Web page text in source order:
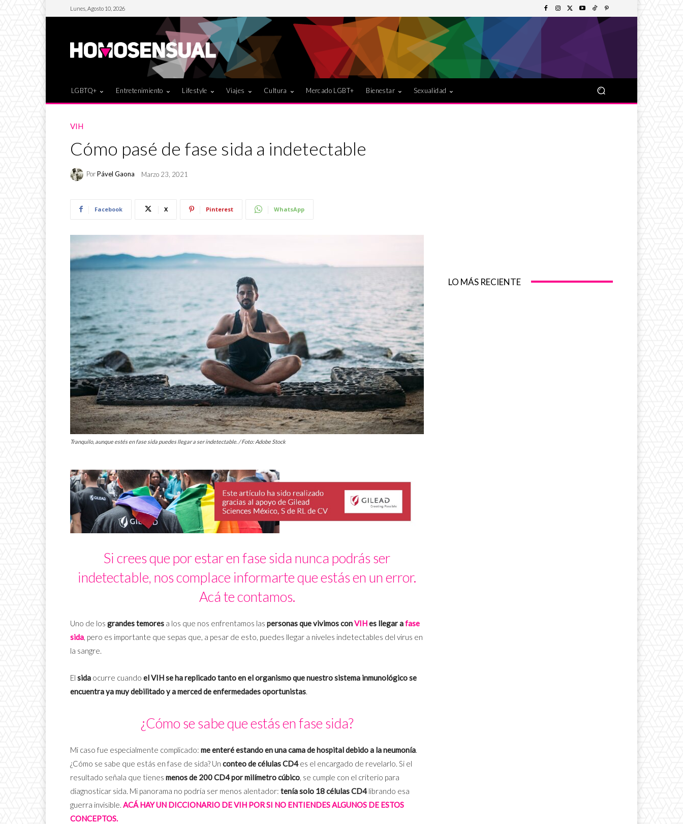
Lunes, Agosto 10, 2026
LGBTQ+ Entretenimiento Lifestyle Viajes Cultura Mercado LGBT+ Bienestar Sexualidad
VIH
Cómo pasé de fase sida a indetectable
PorPável Gaona Marzo 23, 2021
Facebook X Pinterest WhatsApp
Tranquilo, aunque estés en fase sida puedes llegar a ser indetectable. / Foto: Adobe Stock
Si crees que por estar en fase sida nunca podrás ser
indetectable, nos complace informarte que estás en un error.
Acá te contamos.
Uno de los grandes temores a los que nos enfrentamos las personas que vivimos conVIHes llegar afase
sida, pero es importante que sepas que, a pesar de esto, puedes llegar a niveles indetectables del virus en
la sangre.
El sida ocurre cuando el VIH se ha replicado tanto en el organismo que nuestro sistema inmunológico se
encuentra ya muy debilitado y a merced de enfermedades oportunistas.
¿Cómo se sabe que estás en fase sida?
Mi caso fue especialmente complicado: me enteré estando en una cama de hospital debido a la neumonía.
¿Cómo se sabe que estás en fase de sida? Un conteo de células CD4es el encargado de revelarlo. Si el
resultado señala que tienes menos de 200 CD4 por milímetro cúbico, se cumple con el criterio para
diagnosticar sida. Mi panorama no podría ser menos alentador: tenía solo 18 células CD4librando esa
guerra invisible. ACÁ HAY UN DICCIONARIO DE VIH POR SI NO ENTIENDES ALGUNOS DE ESTOS
CONCEPTOS.
LO MÁS RECIENTE